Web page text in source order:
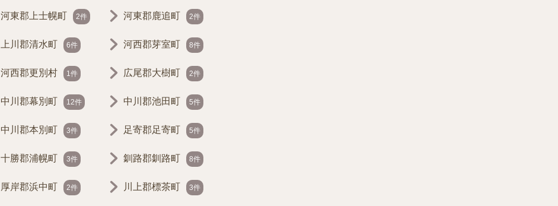
河東郡上士幌町 2件 河東郡鹿追町 2件
上川郡清水町 6件 河西郡芽室町 8件
河西郡更別村 1件 広尾郡大樹町 2件
中川郡幕別町 12件 中川郡池田町 5件
中川郡本別町 3件 足寄郡足寄町 5件
十勝郡浦幌町 3件 釧路郡釧路町 8件
厚岸郡浜中町 2件 川上郡標茶町 3件